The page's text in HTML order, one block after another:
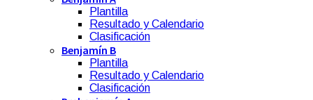
Plantilla
Resultado y Calendario
Clasificación
Benjamín B
Plantilla
Resultado y Calendario
Clasificación